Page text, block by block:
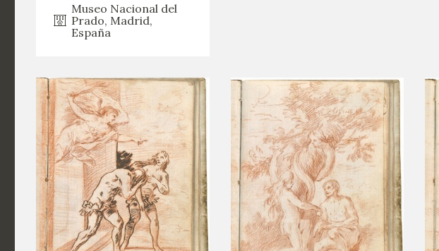
Museo Nacional del
Prado, Madrid,
España